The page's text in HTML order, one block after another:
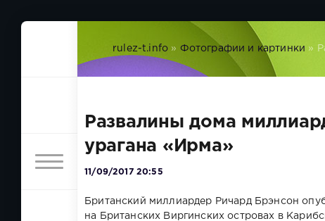
rulez-t.info » Фотографии и картинки »
Развалины дома
урагана «Ирма»
11/09/2017 20:55
Британский миллиардер Ричард Брэнсон
на Британских Виргинских островах в